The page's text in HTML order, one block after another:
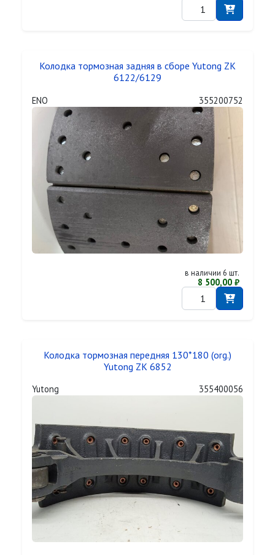
Колодка тормозная задняя в сборе Yutong ZK
6122/6129
ENO 355200752
в наличии 6 шт.
8 500,00 ₽
Колодка тормозная передняя 130*180 (org.)
Yutong ZK 6852
Yutong 355400056